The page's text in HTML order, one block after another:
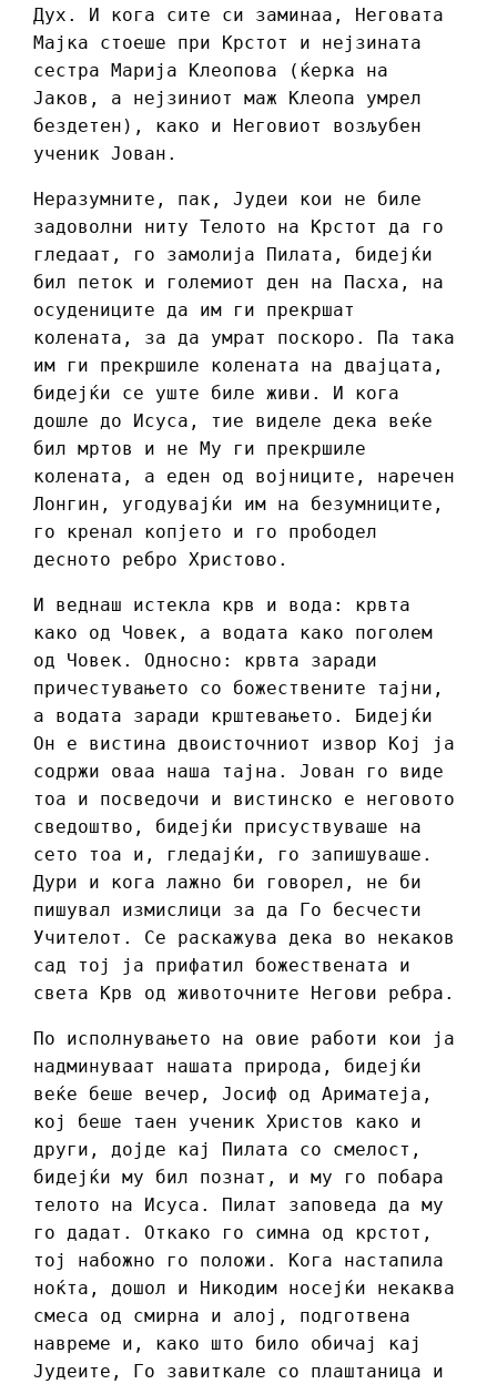
Дух. И кога сите си заминаа, Неговата
Мајка стоеше при Крстот и нејзината
сестра Марија Клеопова (ќерка на
Јаков, а нејзиниот маж Клеопа умрел
бездетен), како и Неговиот возљубен
ученик Јован.
Неразумните, пак, Јудеи кои не биле
задоволни ниту Телото на Крстот да го
гледаат, го замолија Пилата, бидејќи
бил петок и големиот ден на Пасха, на
осудениците да им ги прекршат
колената, за да умрат поскоро. Па така
им ги прекршиле колената на двајцата,
бидејќи се уште биле живи. И кога
дошле до Исуса, тие виделе дека веќе
бил мртов и не Му ги прекршиле
колената, а еден од војниците, наречен
Лонгин, угодувајќи им на безумниците,
го кренал копјето и го прободел
десното ребро Христово.
И веднаш истекла крв и вода: крвта
како од Човек, а водата како поголем
од Човек. Односно: крвта заради
причестувањето со божествените тајни,
а водата заради крштевањето. Бидејќи
Он е вистина двоисточниот извор Кој ја
содржи оваа наша тајна. Јован го виде
тоа и посведочи и вистинско е неговото
сведоштво, бидејќи присуствуваше на
сето тоа и, гледајќи, го запишуваше.
Дури и кога лажно би говорел, не би
пишувал измислици за да Го бесчести
Учителот. Се раскажува дека во некаков
сад тој ја прифатил божествената и
света Крв од животочните Негови ребра.
По исполнувањето на овие работи кои ја
надминуваат нашата природа, бидејќи
веќе беше вечер, Јосиф од Ариматеја,
кој беше таен ученик Христов како и
други, дојде кај Пилата со смелост,
бидејќи му бил познат, и му го побара
телото на Исуса. Пилат заповеда да му
го дадат. Откако го симна од крстот,
тој набожно го положи. Кога настапила
ноќта, дошол и Никодим носејќи некаква
смеса од смирна и алој, подготвена
навреме и, како што било обичај кај
Јудеите, Го завиткале со плаштаница и